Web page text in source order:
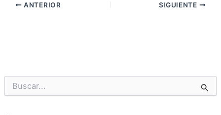
ANTERIOR SIGUIENTE
u